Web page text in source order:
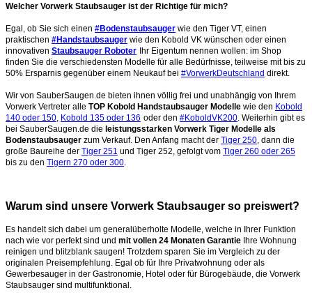
Welcher Vorwerk Staubsauger ist der Richtige für mich?
Egal, ob Sie sich einen #Bodenstaubsauger wie den Tiger VT, einen
praktischen #Handstaubsauger wie den Kobold VK wünschen oder einen
innovativen Staubsauger Roboter Ihr Eigentum nennen wollen: im Shop
finden Sie die verschiedensten Modelle für alle Bedürfnisse, teilweise mit bis zu
50% Ersparnis gegenüber einem Neukauf bei #VorwerkDeutschland direkt.
Wir von SauberSaugen.de bieten ihnen völlig frei und unabhängig von Ihrem
Vorwerk Vertreter alle TOP Kobold Handstaubsauger Modelle wie den Kobold
140 oder 150 Kobold 135 oder 136 oder den #KoboldVK200 . Weiterhin gibt es
bei SauberSaugen.de die leistungsstarken Vorwerk Tiger Modelle als
Bodenstaubsauger zum Verkauf. Den Anfang macht der Tiger 250 , dann die
große Baureihe der Tiger 251 und Tiger 252, gefolgt vom Tiger 260 oder 265
bis zu den Tigern 270 oder 300
Warum sind unsere Vorwerk Staubsauger so preiswert?
Es handelt sich dabei um generalüberholte Modelle, welche in Ihrer Funktion
nach wie vor perfekt sind und mit vollen 24 Monaten Garantie Ihre Wohnung
reinigen und blitzblank saugen! Trotzdem sparen Sie im Vergleich zu der
originalen Preisempfehlung. Egal ob für Ihre Privatwohnung oder als
Gewerbesauger in der Gastronomie, Hotel oder für Bürogebäude, die Vorwerk
Staubsauger sind multifunktional.